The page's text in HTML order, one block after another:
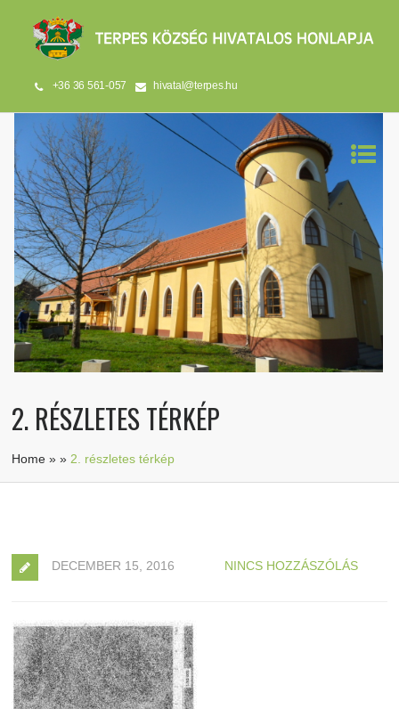
+36 36 561-057 hivatal@terpes.hu
2. RÉSZLETES TÉRKÉP
Home »» 2. részletes térkép
DECEMBER 15, 2016 NINCS HOZZÁSZÓLÁS